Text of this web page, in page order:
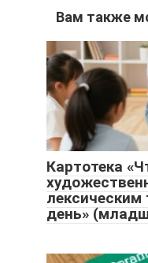
Вам также
Картотека
день»